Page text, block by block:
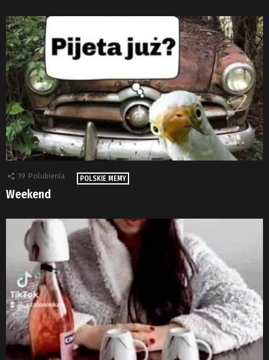
19 Polubienia POLSKIE MEMY
Weekend